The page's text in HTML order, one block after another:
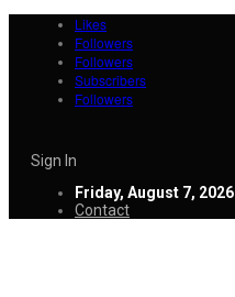
Likes
Followers
Followers
Subscribers
Followers
Sign In
Friday, August 7, 2026
Contact